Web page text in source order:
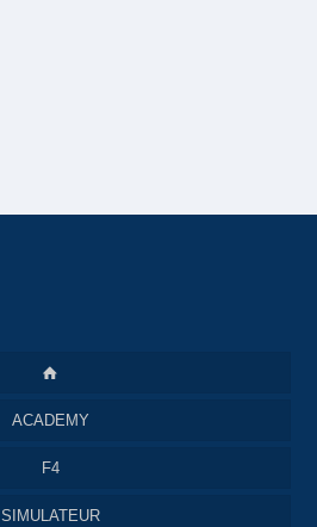
ACADEMY
F4
SIMULATEUR